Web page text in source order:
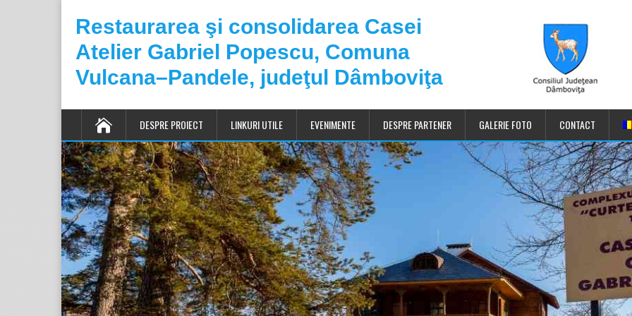
Restaurarea şi consolidarea Casei
Atelier Gabriel Popescu, Comuna
Vulcana–Pandele, judeţul Dâmboviţa
DESPRE PROIECT LINKURI UTILE EVENIMENTE DESPRE PARTENER GALERIE FOTO CONTACT